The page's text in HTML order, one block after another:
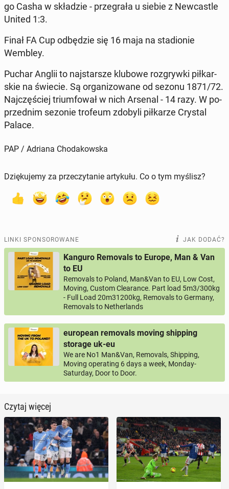
go Casha w skła­dzie - prze­gra­ła u siebie z New­ca­stle
United 1:3.
Finał FA Cup od­bę­dzie się 16 maja na sta­dio­nie
Wembley.
Puchar Anglii to naj­star­sze klubowe roz­gryw­ki pił­kar­
skie na świecie. Są or­ga­ni­zo­wa­ne od sezonu 1871/72.
Naj­czę­ściej trium­fo­wał w nich Arsenal - 14 razy. W po­
przed­nim sezonie trofeum zdobyli pił­ka­rze Crystal
Palace.
PAP / Adriana Chodakowska
Dziękujemy za przeczytanie artykułu. Co o tym myślisz?
LINKI SPONSOROWANE JAK DODAĆ?
Kanguro Removals to Europe, Man & Van
to EU
Removals to Poland, Man&Van to EU, Low Cost,
Moving, Custom Clearance. Part load 5m3/300kg
- Full Load 20m31200kg, Removals to Germany,
Removals to Netherlands
european removals moving shipping
storage uk-eu
We are No1 Man&Van, Removals, Shipping,
Moving operating 6 days a week, Monday-
Saturday, Door to Door.
Czytaj więcej